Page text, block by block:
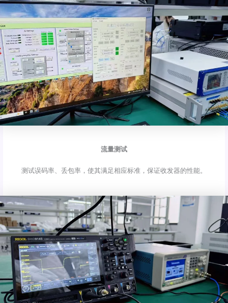
流量测试
测试误码率、丢包率，使其满足相应标准，保证收发器的性能。